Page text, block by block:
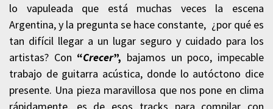
lo vapuleada que está muchas veces la escena
Argentina, y la pregunta se hace constante, ¿por qué es
tan difícil llegar a un lugar seguro y cuidado para los
artistas? Con “Crecer”, bajamos un poco, impecable
trabajo de guitarra acústica, donde lo autóctono dice
presente. Una pieza maravillosa que nos pone en clima
rápidamente, es de esos tracks para compilar con